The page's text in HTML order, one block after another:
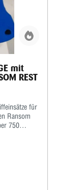
mit
REST
für
Ransom
750